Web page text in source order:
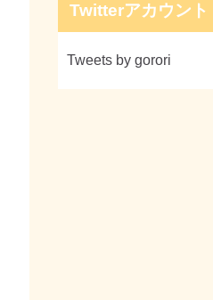
Twitterアカウント
Tweets by gorori